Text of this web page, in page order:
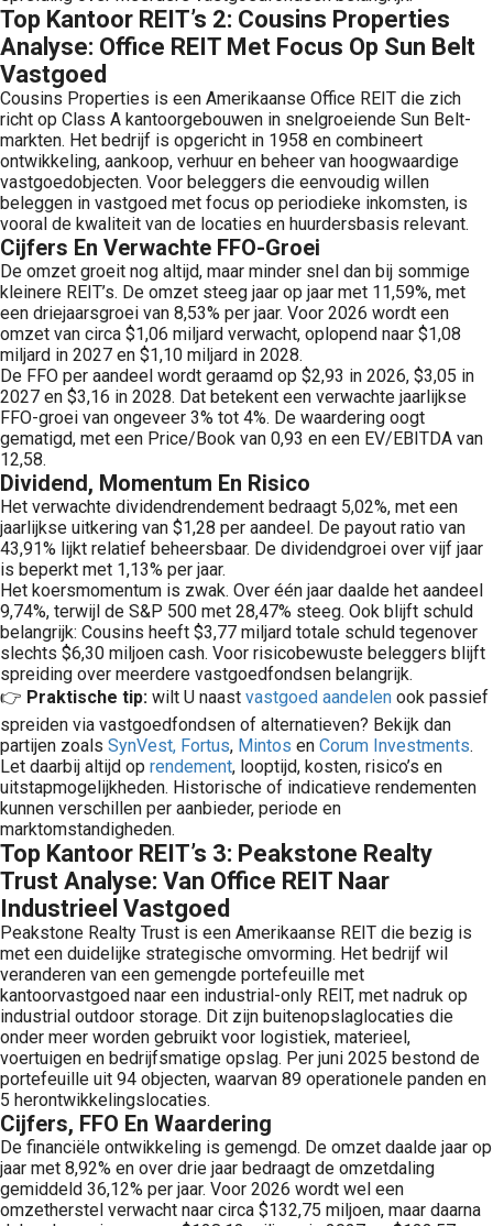
Top Kantoor REIT’s 2: Cousins Properties
Analyse: Office REIT Met Focus Op Sun Belt
Vastgoed
Cousins Properties is een Amerikaanse Office REIT die zich
richt op Class A kantoorgebouwen in snelgroeiende Sun Belt-
markten. Het bedrijf is opgericht in 1958 en combineert
ontwikkeling, aankoop, verhuur en beheer van hoogwaardige
vastgoedobjecten. Voor beleggers die eenvoudig willen
beleggen in vastgoed met focus op periodieke inkomsten, is
vooral de kwaliteit van de locaties en huurdersbasis relevant.
Cijfers En Verwachte FFO-Groei
De omzet groeit nog altijd, maar minder snel dan bij sommige
kleinere REIT’s. De omzet steeg jaar op jaar met 11,59%, met
een driejaarsgroei van 8,53% per jaar. Voor 2026 wordt een
omzet van circa $1,06 miljard verwacht, oplopend naar $1,08
miljard in 2027 en $1,10 miljard in 2028.
De FFO per aandeel wordt geraamd op $2,93 in 2026, $3,05 in
2027 en $3,16 in 2028. Dat betekent een verwachte jaarlijkse
FFO-groei van ongeveer 3% tot 4%. De waardering oogt
gematigd, met een Price/Book van 0,93 en een EV/EBITDA van
12,58.
Dividend, Momentum En Risico
Het verwachte dividendrendement bedraagt 5,02%, met een
jaarlijkse uitkering van $1,28 per aandeel. De payout ratio van
43,91% lijkt relatief beheersbaar. De dividendgroei over vijf jaar
is beperkt met 1,13% per jaar.
Het koersmomentum is zwak. Over één jaar daalde het aandeel
9,74%, terwijl de S&P 500 met 28,47% steeg. Ook blijft schuld
belangrijk: Cousins heeft $3,77 miljard totale schuld tegenover
slechts $6,30 miljoen cash. Voor risicobewuste beleggers blijft
spreiding over meerdere vastgoedfondsen belangrijk.
👉 Praktische tip: wilt U naast vastgoed aandelen ook passief
spreiden via vastgoedfondsen of alternatieven? Bekijk dan
partijen zoals SynVest, Fortus, Mintos en Corum Investments.
Let daarbij altijd op rendement, looptijd, kosten, risico’s en
uitstapmogelijkheden. Historische of indicatieve rendementen
kunnen verschillen per aanbieder, periode en
marktomstandigheden.
Top Kantoor REIT’s 3: Peakstone Realty
Trust Analyse: Van Office REIT Naar
Industrieel Vastgoed
Peakstone Realty Trust is een Amerikaanse REIT die bezig is
met een duidelijke strategische omvorming. Het bedrijf wil
veranderen van een gemengde portefeuille met
kantoorvastgoed naar een industrial-only REIT, met nadruk op
industrial outdoor storage. Dit zijn buitenopslaglocaties die
onder meer worden gebruikt voor logistiek, materieel,
voertuigen en bedrijfsmatige opslag. Per juni 2025 bestond de
portefeuille uit 94 objecten, waarvan 89 operationele panden en
5 herontwikkelingslocaties.
Cijfers, FFO En Waardering
De financiële ontwikkeling is gemengd. De omzet daalde jaar op
jaar met 8,92% en over drie jaar bedraagt de omzetdaling
gemiddeld 36,12% per jaar. Voor 2026 wordt wel een
omzetherstel verwacht naar circa $132,75 miljoen, maar daarna